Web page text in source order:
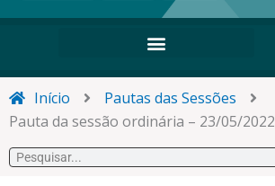
Início
Pautas das Sessões
Pauta da sessão ordinária – 23/05/2022
Pesquisar